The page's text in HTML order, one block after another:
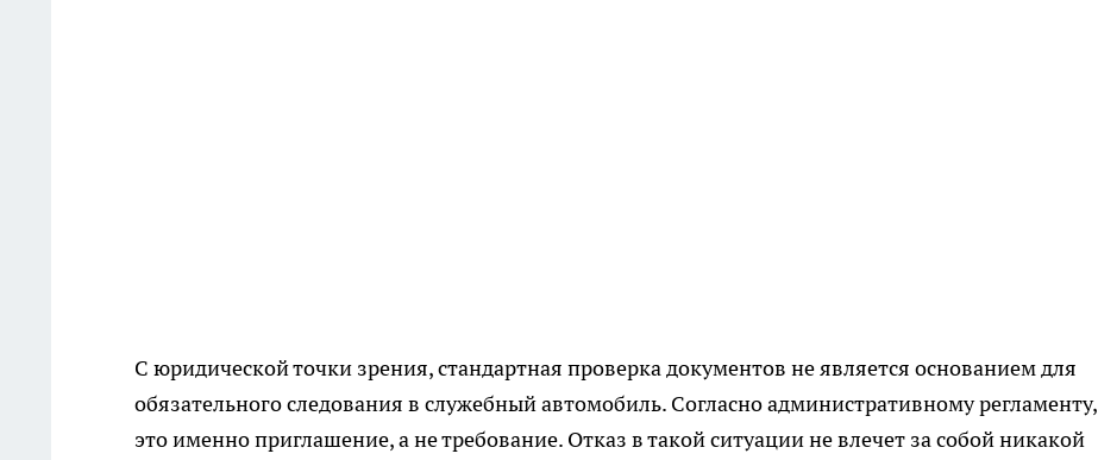
С юридической точки зрения, стандартная проверка документов не является основанием для
обязательного следования в служебный автомобиль. Согласно административному регламенту,
это именно приглашение, а не требование. Отказ в такой ситуации не влечет за собой никакой